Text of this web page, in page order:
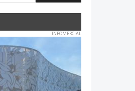
INFOMERCIAL